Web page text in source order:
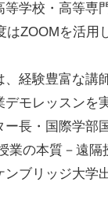
等学校・高等専
はZOOMを活用
経験豊富な講
デモレッスンを
ー長・国際学部
業の本質－遠隔
ンブリッジ大学